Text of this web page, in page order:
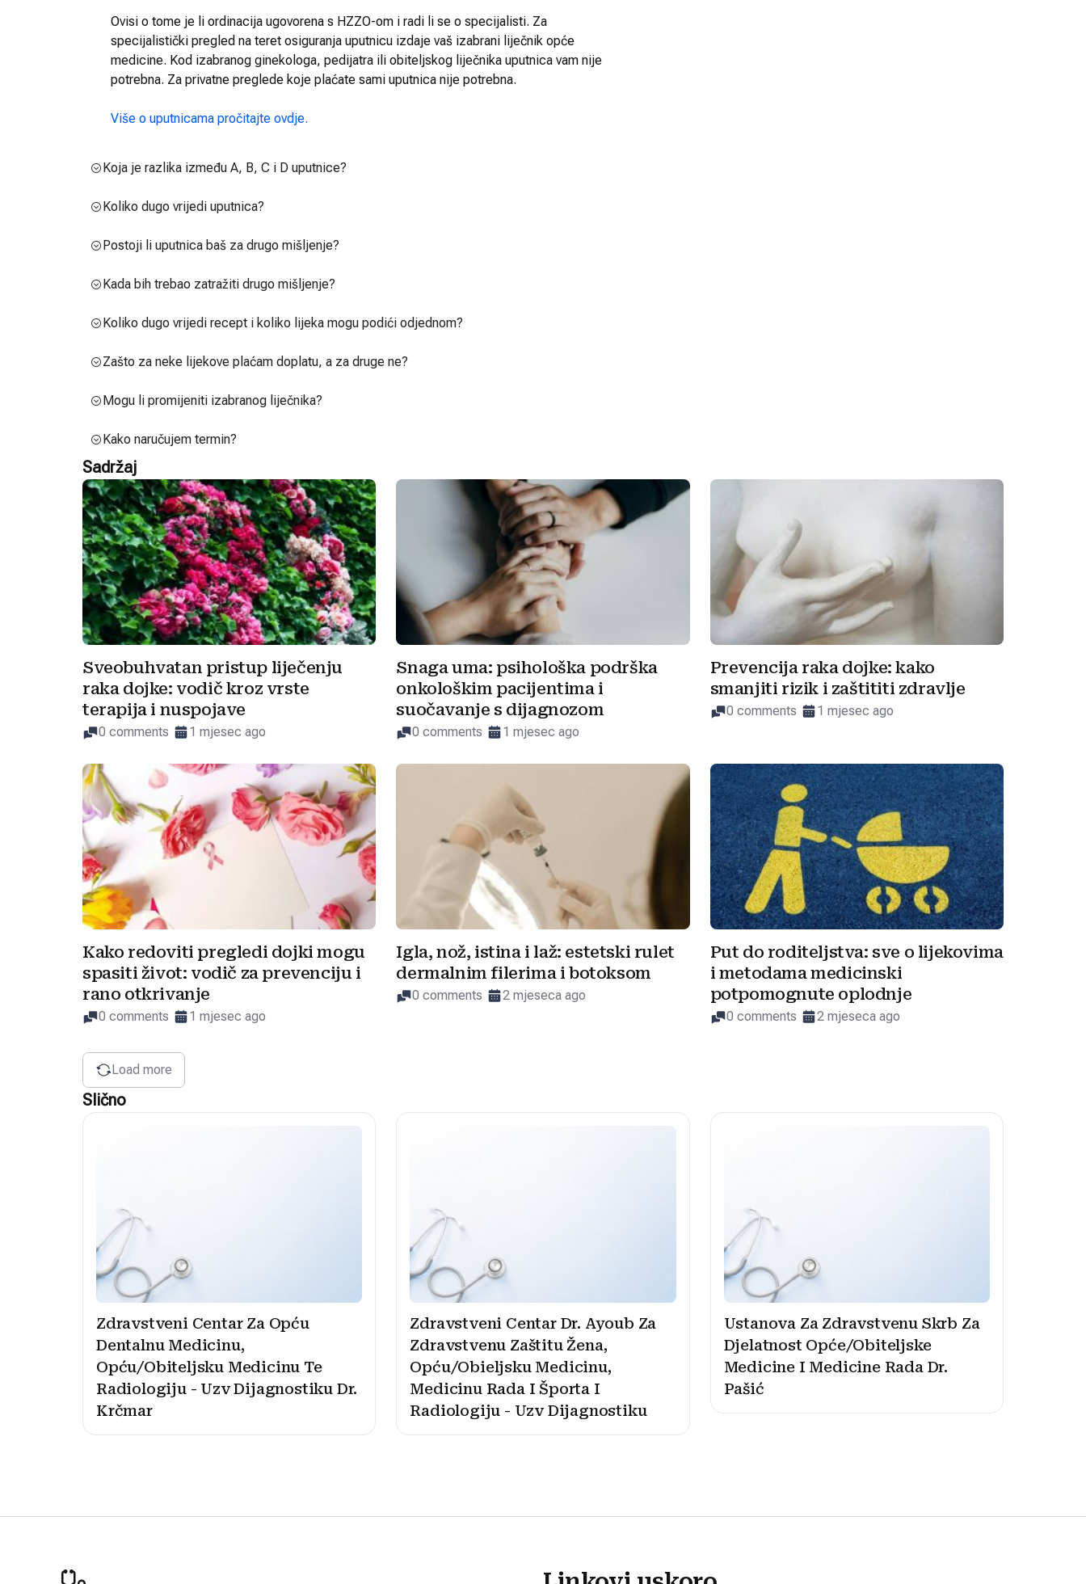
Ovisi o tome je li ordinacija ugovorena s HZZO-om i radi li se o specijalisti. Za
specijalistički pregled na teret osiguranja uputnicu izdaje vaš izabrani liječnik opće
medicine. Kod izabranog ginekologa, pedijatra ili obiteljskog liječnika uputnica vam nije
potrebna. Za privatne preglede koje plaćate sami uputnica nije potrebna.
Više o uputnicama pročitajte ovdje.
Koja je razlika između A, B, C i D uputnice?
Koliko dugo vrijedi uputnica?
Postoji li uputnica baš za drugo mišljenje?
Kada bih trebao zatražiti drugo mišljenje?
Koliko dugo vrijedi recept i koliko lijeka mogu podići odjednom?
Zašto za neke lijekove plaćam doplatu, a za druge ne?
Mogu li promijeniti izabranog liječnika?
Kako naručujem termin?
Sadržaj
Sveobuhvatan pristup liječenju
raka dojke: vodič kroz vrste
terapija i nuspojave
0 comments 1 mjesec ago
Snaga uma: psihološka podrška
onkološkim pacijentima i
suočavanje s dijagnozom
0 comments 1 mjesec ago
Prevencija raka dojke: kako
smanjiti rizik i zaštititi zdravlje
0 comments 1 mjesec ago
Kako redoviti pregledi dojki mogu
spasiti život: vodič za prevenciju i
rano otkrivanje
0 comments 1 mjesec ago
Igla, nož, istina i laž: estetski rulet
dermalnim filerima i botoksom
0 comments 2 mjeseca ago
Put do roditeljstva: sve o lijekovima
i metodama medicinski
potpomognute oplodnje
0 comments 2 mjeseca ago
Load more
Slično
Zdravstveni Centar Za Opću
Dentalnu Medicinu,
Opću/Obiteljsku Medicinu Te
Radiologiju - Uzv Dijagnostiku Dr.
Krčmar
Zdravstveni Centar Dr. Ayoub Za
Zdravstvenu Zaštitu Žena,
Opću/Obieljsku Medicinu,
Medicinu Rada I Športa I
Radiologiju - Uzv Dijagnostiku
Ustanova Za Zdravstvenu Skrb Za
Djelatnost Opće/Obiteljske
Medicine I Medicine Rada Dr.
Pašić